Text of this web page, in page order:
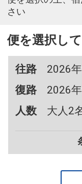
さい
便を選択し
往路
2026
復路
2026
人数
大人2